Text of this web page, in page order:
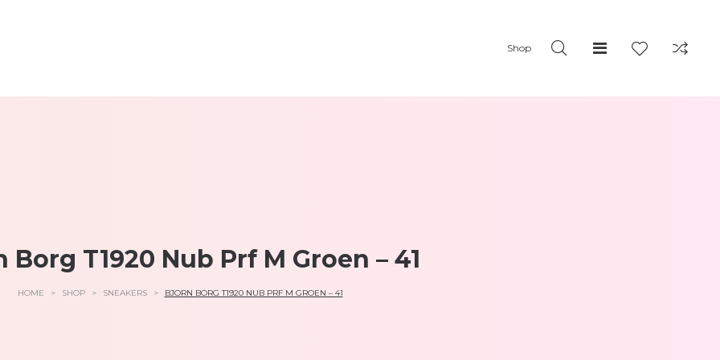
Shop
Borg T1920 Nub Prf M Groen – 41
HOME > SHOP > SNEAKERS > BJORN BORG T1920 NUB PRF M GROEN – 41